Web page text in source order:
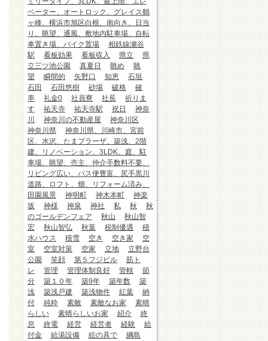
ベーター、オートロック、グレイス鶴
ヶ峰、横浜市旭区白根、南向き、日当
り、眺望、通風、敷地内駐車場、自転
車置き場、バイク置場
相鉄線瀬谷
駅
看板効果 看板収入 県立
県
立三ツ池公園
真夏日 眺め
眺
望
瞬間的 矢野口 知恵
石垣
石田
石田悠樹 砂場 破格
確
率
礼金0 社員寮 社長
祈りま
す
祐天寺 祐天寺駅 祝日
神奈
川
神奈川の不動産屋
神奈川区
神奈川県
神奈川県、川崎市、宮前
区、水沢、たまプラーザ、築浅、2階
建、リノベーション、3LDK、庭、駐
車場、眺望、売主、仲介手数料不要、
リビング広い、バス便豊富、尻手黒川
道路、ロフト、畑、リフォーム済み、
田園風景
神明町 神木本町
神楽
坂
神様 神泉 神社 私 秋
秋
のゴールデンフェア
秋山
秋山智
宏
秋山智弘 秋葉 税制優遇
積
水ハウス
積雪 空き 空き家
空
室
空室対策 空家 立地
立野台
公園
笑顔 第５フジビル
筋ト
レ
管理 管理体制良好 管轄
節
分
築１０年 築9年 築年数
築
浅
築浅戸建 築浅物件 紅葉
納
付
純粋 素敵 素敵なお家
素晴
らしい
素晴らしいお家 紹介
終
息
終電 経営 経営者 経験
給
付金
給湯設備 絵の具で
綱島